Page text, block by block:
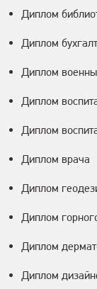
Диплом
Диплом
Диплом
Диплом
Диплом
Диплом врача
Диплом
Диплом
Диплом
Диплом